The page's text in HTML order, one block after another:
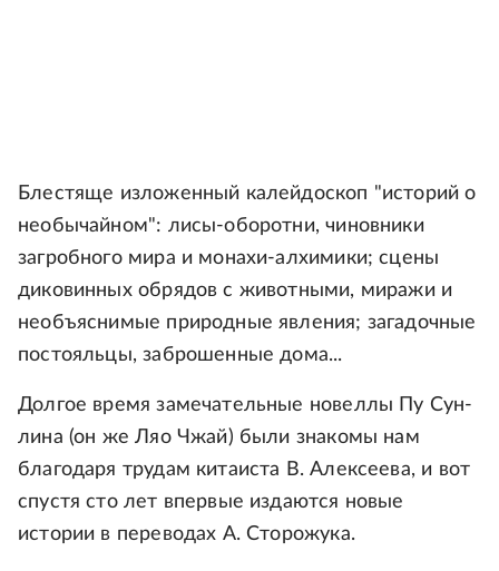
Блестяще изложенный калейдоскоп "историй о
необычайном": лисы-оборотни, чиновники
загробного мира и монахи-алхимики; сцены
диковинных обрядов с животными, миражи и
необъяснимые природные явления; загадочные
постояльцы, заброшенные дома...
Долгое время замечательные новеллы Пу Сун-
лина (он же Ляо Чжай) были знакомы нам
благодаря трудам китаиста В. Алексеева, и вот
спустя сто лет впервые издаются новые
истории в переводах А. Сторожука.